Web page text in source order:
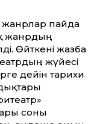
жанрлар пайда
жанрдың
Өйткені жазба
жүйесі
дейін тарихи
соны